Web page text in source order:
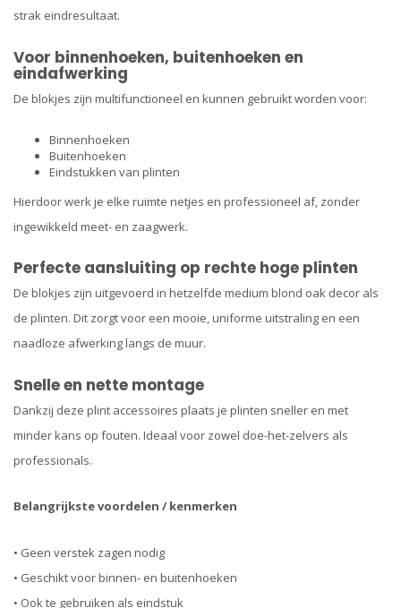
strak eindresultaat.
Voor binnenhoeken, buitenhoeken en
eindafwerking
De blokjes zijn multifunctioneel en kunnen gebruikt worden voor:
Binnenhoeken
Buitenhoeken
Eindstukken van plinten
Hierdoor werk je elke ruimte netjes en professioneel af, zonder
ingewikkeld meet- en zaagwerk.
Perfecte aansluiting op rechte hoge plinten
De blokjes zijn uitgevoerd in hetzelfde medium blond oak decor als
de plinten. Dit zorgt voor een mooie, uniforme uitstraling en een
naadloze afwerking langs de muur.
Snelle en nette montage
Dankzij deze plint accessoires plaats je plinten sneller en met
minder kans op fouten. Ideaal voor zowel doe-het-zelvers als
professionals.
Belangrijkste voordelen / kenmerken
• Geen verstek zagen nodig
• Geschikt voor binnen- en buitenhoeken
• Ook te gebruiken als eindstuk